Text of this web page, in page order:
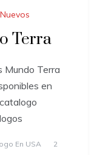
Nuevos
Terra
Mundo Terra
en
En USA
2